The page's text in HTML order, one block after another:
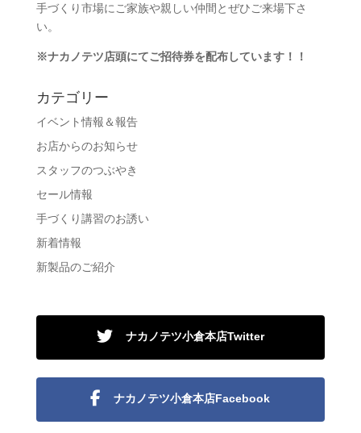
手づくり市場にご家族や親しい仲間とぜひご来場下さ
い。
※ナカノテツ店頭にてご招待券を配布しています！！
カテゴリー
イベント情報＆報告
お店からのお知らせ
スタッフのつぶやき
セール情報
手づくり講習のお誘い
新着情報
新製品のご紹介
ナカノテツ小倉本店Twitter
ナカノテツ小倉本店Facebook